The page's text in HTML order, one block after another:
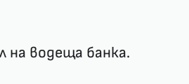
на водеща банка.